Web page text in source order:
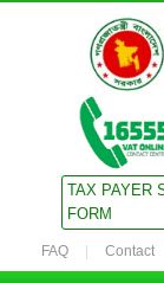
TAX PAYER
FORM
FAQ Contact